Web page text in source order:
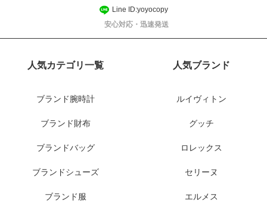
Line ID:yoyocopy
安心対応・迅速発送
人気カテゴリ一覧
ブランド腕時計
ブランド財布
ブランドバッグ
ブランドシューズ
ブランド服
人気ブランド
ルイヴィトン
グッチ
ロレックス
セリーヌ
エルメス